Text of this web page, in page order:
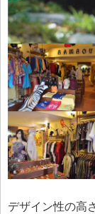
デザイン性の高